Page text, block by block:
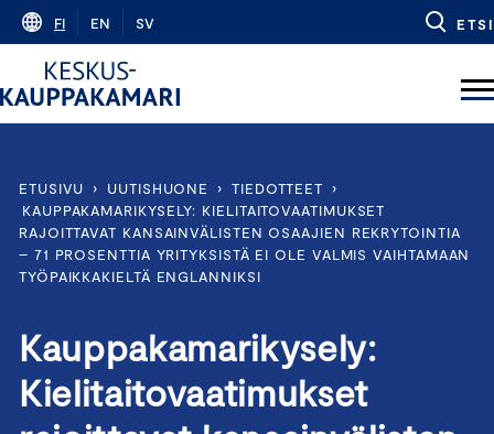
Skip
content
FI EN SV ETSI
ETUSIVU › UUTISHUONE › TIEDOTTEET
›
KAUPPAKAMARIKYSELY: KIELITAITOVAATIMUKSET
RAJOITTAVAT KANSAINVÄLISTEN OSAAJIEN REKRYTOINTIA
– 71 PROSENTTIA YRITYKSISTÄ EI OLE VALMIS VAIHTAMAAN
TYÖPAIKKAKIELTÄ ENGLANNIKSI
Kauppakamarikysely:
Kielitaitovaatimukset